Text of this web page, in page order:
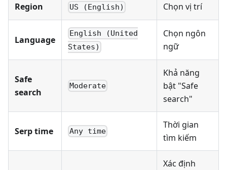
Region US (English) Chọn vị trí
Language
English (United
States)
Chọn ngôn
ngữ
Safe
search
Moderate
Khả năng
bật "Safe
search"
Serp time Any time
Thời gian
tìm kiếm
Xác định